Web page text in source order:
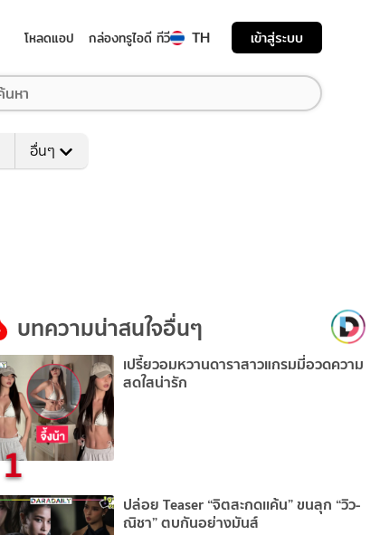
โหลดแอป กล่องทรูไอดี ทีวี TH เข้าสู่ระบบ
อื่นๆ
บทความน่าสนใจอื่นๆ
1
เปรี้ยวอมหวานดาราสาวแกรมมี่อวดความ
สดใสน่ารัก
ปล่อย Teaser “จิตสะกดเเค้น” ขนลุก “วิว-
ณิชา” ตบกันอย่างมันส์